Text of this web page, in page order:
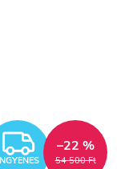
54 500 Ft
–22 %